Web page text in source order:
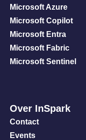
Microsoft Azure
Microsoft Copilot
Microsoft Entra
Microsoft Fabric
Microsoft Sentinel
Over InSpark
Contact
Events